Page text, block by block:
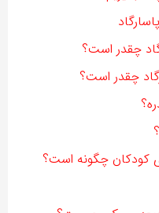
چقدر است؟
چقدر است؟
کودکان چگونه است؟